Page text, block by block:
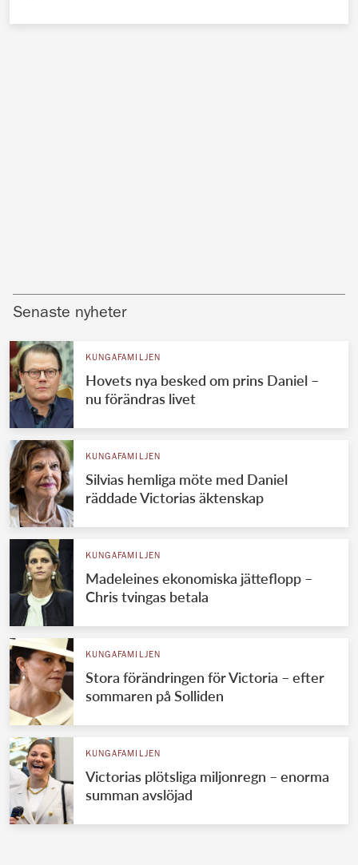
Senaste nyheter
KUNGAFAMILJEN
Hovets nya besked om prins Daniel –
nu förändras livet
KUNGAFAMILJEN
Silvias hemliga möte med Daniel
räddade Victorias äktenskap
KUNGAFAMILJEN
Madeleines ekonomiska jätteflopp –
Chris tvingas betala
KUNGAFAMILJEN
Stora förändringen för Victoria – efter
sommaren på Solliden
KUNGAFAMILJEN
Victorias plötsliga miljonregn – enorma
summan avslöjad